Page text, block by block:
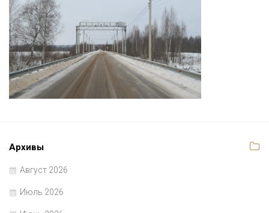
Архивы
Август 2026
Июль 2026